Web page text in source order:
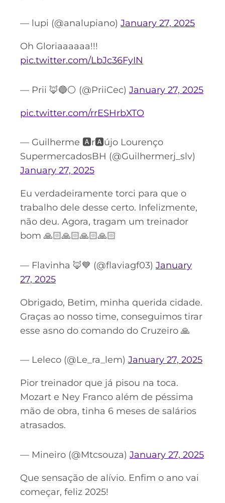
— lupi (@analupiano) January 27, 2025
Oh Gloriaaaaaa!!!
pic.twitter.com/LbJc36FyIN
— Prii 🦊🔵⚪️ (@PriiCec) January 27, 2025
pic.twitter.com/rrESHrbXTO
— Guilherme 🅰️r🅰️újo Lourenço
SupermercadosBH (@Guilhermerj_slv)
January 27, 2025
Eu verdadeiramente torci para que o
trabalho dele desse certo. Infelizmente,
não deu. Agora, tragam um treinador
bom 🙏🏻🙏🏻🙏🏻🙏🏻
— Flavinha 🦊💙 (@flaviagf03) January
27, 2025
Obrigado, Betim, minha querida cidade.
Graças ao nosso time, conseguimos tirar
esse asno do comando do Cruzeiro 🙏
— Leleco (@Le_ra_lem) January 27, 2025
Pior treinador que já pisou na toca.
Mozart e Ney Franco além de péssima
mão de obra, tinha 6 meses de salários
atrasados.
— Mineiro (@Mtcsouza) January 27, 2025
Que sensação de alívio. Enfim o ano vai
começar, feliz 2025!